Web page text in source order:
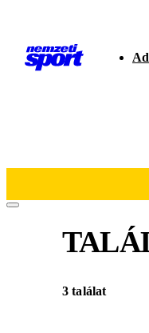
3 találat